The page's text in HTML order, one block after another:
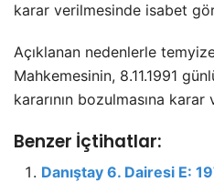
karar verilmesinde isabet
Açıklanan nedenlerle
Mahkemesinin, 8.11.1991
kararının bozulmasına karar
Benzer İçtihatlar:
Danıştay 6. Dairesi E: